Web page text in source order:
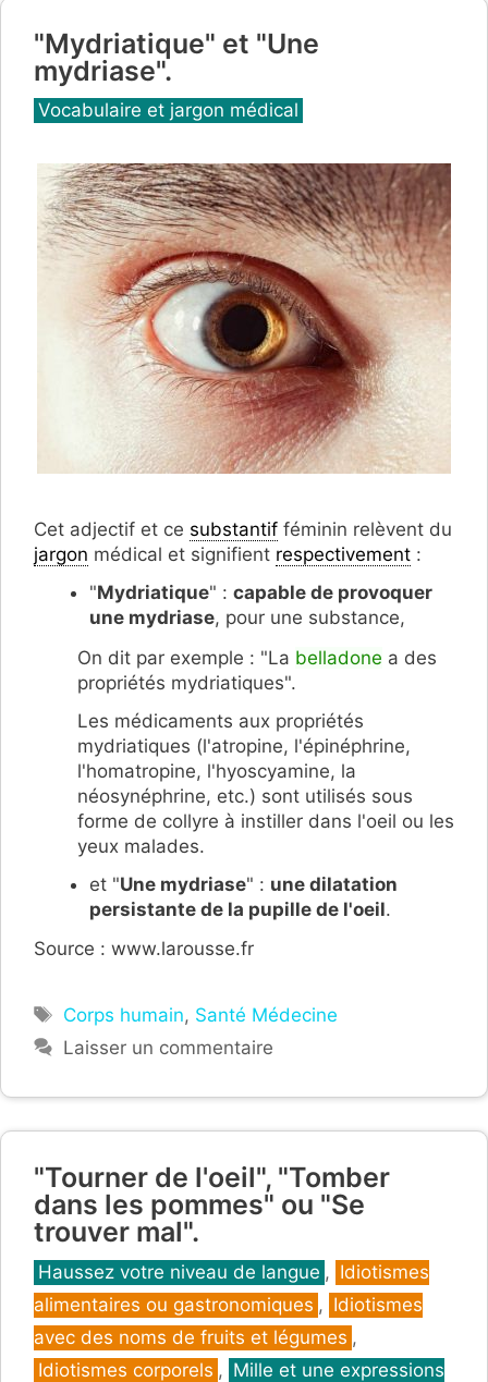
"Mydriatique" et "Une
mydriase".
Catégories
Vocabulaire et jargon médical
Cet adjectif et ce substantif féminin relèvent du
jargon médical et signifient respectivement :
"Mydriatique" : capable de provoquer
une mydriase, pour une substance,
On dit par exemple : "La belladone a des
propriétés mydriatiques".
Les médicaments aux propriétés
mydriatiques (l'atropine, l'épinéphrine,
l'homatropine, l'hyoscyamine, la
néosynéphrine, etc.) sont utilisés sous
forme de collyre à instiller dans l'oeil ou les
yeux malades.
et "Une mydriase" : une dilatation
persistante de la pupille de l'oeil.
Source : www.larousse.fr
Étiquettes
Corps humain, Santé Médecine
Laisser un commentaire
"Tourner de l'oeil", "Tomber
dans les pommes" ou "Se
trouver mal".
Catégories
Haussez votre niveau de langue , Idiotismes
alimentaires ou gastronomiques , Idiotismes
avec des noms de fruits et légumes ,
Idiotismes corporels , Mille et une expressions